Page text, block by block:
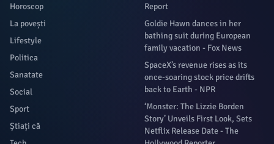
Horoscop
La povești
Lifestyle
Politica
Sanatate
Social
Sport
Știați că
Report
Goldie Hawn dances in her
bathing suit during European
family vacation - Fox News
SpaceX’s revenue rises as its
once-soaring stock price drifts
back to Earth - NPR
‘Monster: The Lizzie Borden
Story’ Unveils First Look, Sets
Netflix Release Date - The